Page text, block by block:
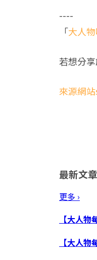
----
「大人
若想分
來源網
最新文章
更多 ›
【大人
【大人